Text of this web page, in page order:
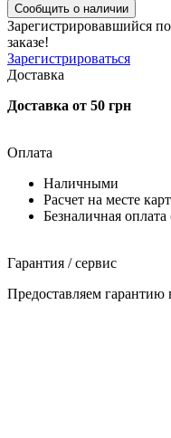
Сообщить о наличии
Зарегистрировавшийся
заказе!
Зарегистрироваться
Доставка
Доставка от 50 грн
Оплата
Наличными
Расчет на месте
Безналичная
Гарантия / сервис
Предоставляем гарантию